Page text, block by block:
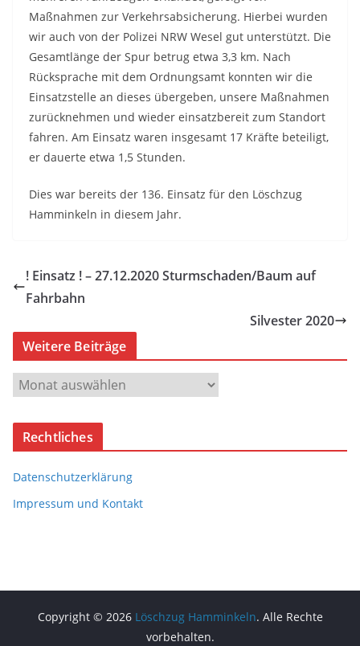
Maßnahmen zur Verkehrsabsicherung. Hierbei wurden
wir auch von der Polizei NRW Wesel gut unterstützt. Die
Gesamtlänge der Spur betrug etwa 3,3 km. Nach
Rücksprache mit dem Ordnungsamt konnten wir die
Einsatzstelle an dieses übergeben, unsere Maßnahmen
zurücknehmen und wieder einsatzbereit zum Standort
fahren. Am Einsatz waren insgesamt 17 Kräfte beteiligt,
er dauerte etwa 1,5 Stunden.
Dies war bereits der 136. Einsatz für den Löschzug
Hamminkeln in diesem Jahr.
! Einsatz ! – 27.12.2020 Sturmschaden/Baum auf
Fahrbahn
Silvester 2020
Weitere Beiträge
W
e
i
r
e
Rechtliches
Datenschutzerklärung
Impressum und Kontakt
Copyright © 2026 Löschzug Hamminkeln. Alle Rechte
vorbehalten.